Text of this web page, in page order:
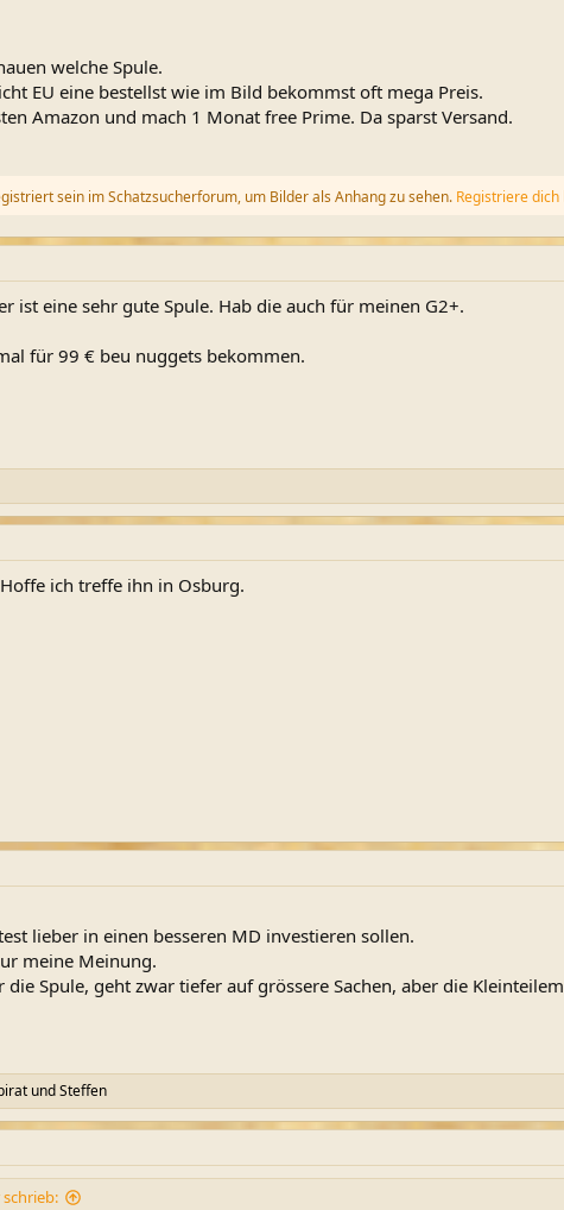
welche Spule.
EU eine bestellst wie im Bild bekommst oft mega Preis.
Amazon und mach 1 Monat free Prime. Da sparst Versand.
sein im Schatzsucherforum, um Bilder als Anhang zu sehen. Registriere
ist eine sehr gute Spule. Hab die auch für meinen G2+.
für 99 € beu nuggets bekommen.
ich treffe ihn in Osburg.
lieber in einen besseren MD investieren sollen.
meine Meinung.
die Spule, geht zwar tiefer auf grössere Sachen, aber die
undSteffen